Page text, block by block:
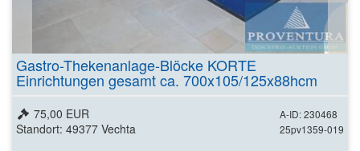
Gastro-Thekenanlage-Blöcke KORTE
Einrichtungen gesamt ca. 700x105/125x88hcm
A-ID: 230468
25pv1359-019
75,00 EUR
Standort: 49377 Vechta